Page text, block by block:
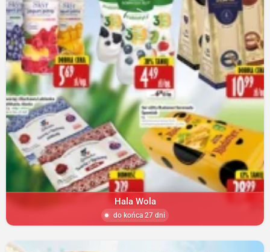
Hala Wola
do końca 27 dni